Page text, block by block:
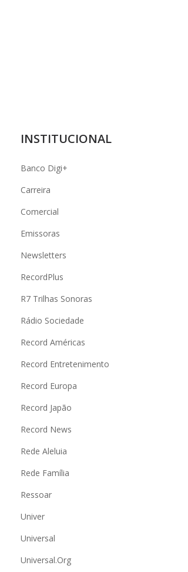
INSTITUCIONAL
Banco Digi+
Carreira
Comercial
Emissoras
Newsletters
RecordPlus
R7 Trilhas Sonoras
Rádio Sociedade
Record Américas
Record Entretenimento
Record Europa
Record Japão
Record News
Rede Aleluia
Rede Família
Ressoar
Univer
Universal
Universal.Org